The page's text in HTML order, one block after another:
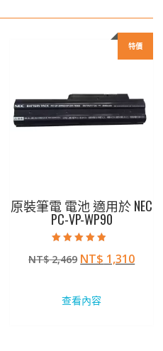
特價
原裝筆電 電池 適用於 NEC
PC-VP-WP90
4.50
滿分 5
NT$2,469 原
格：
NT$ 1,310目
查看內容